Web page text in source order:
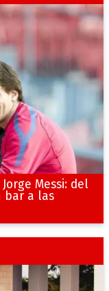
Messi: del
bar a las